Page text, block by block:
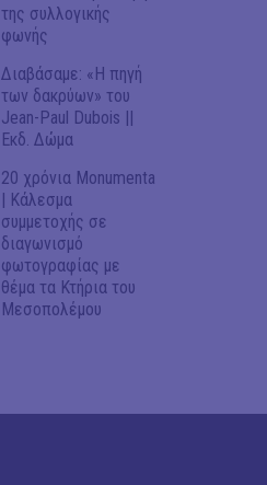
της συλλογικής
φωνής
Διαβάσαμε: «Η πηγή
των δακρύων» του
Jean-Paul Dubois ||
Εκδ. Δώμα
20 χρόνια Monumenta
| Κάλεσμα
συμμετοχής σε
διαγωνισμό
φωτογραφίας με
θέμα τα Κτήρια του
Μεσοπολέμου